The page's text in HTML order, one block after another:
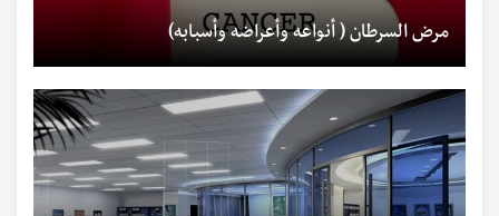
مرض السرطان ( أنواعه وأعراضه وأسبابه)